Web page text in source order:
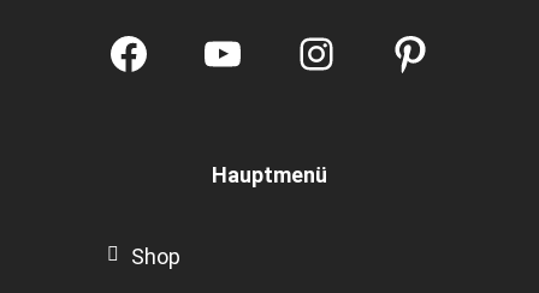
FacebookYouTubeInstagram
Hauptmenü
Shop